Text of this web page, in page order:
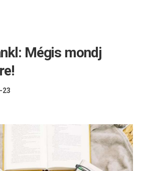
Mégis mondj
23